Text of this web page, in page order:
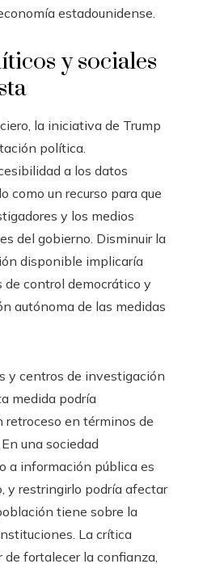
estadounidense.
y sociales
la iniciativa de Trump
política.
a los datos
como un recurso para que
y los medios
del gobierno. Disminuir la
disponible implicaría
control democrático y
autónoma de las medidas
y centros de investigación
medida podría
retroceso en términos de
una sociedad
a información pública es
y restringirlo podría afectar
tiene sobre la
La crítica
de fortalecer la confianza,